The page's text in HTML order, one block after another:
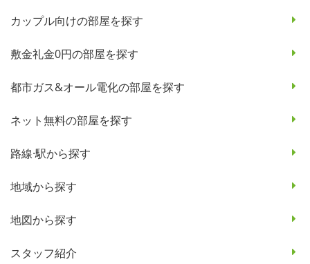
カップル向けの部屋を探す
敷金礼金0円の部屋を探す
都市ガス&オール電化の部屋を探す
ネット無料の部屋を探す
路線·駅から探す
地域から探す
地図から探す
スタッフ紹介